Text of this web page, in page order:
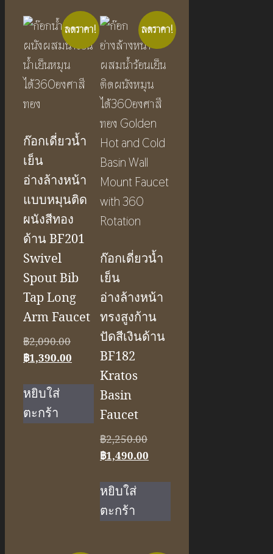
ลดราคา!
ก๊อกเดี่ยวน้ำ
เย็น
อ่างล้างหน้า
แบบหมุนติด
ผนังสีทอง
ด้าน BF201
Swivel
Spout Bib
Tap Long
Arm Faucet
฿2,090.00Original
price
฿2,090.00.
฿1,390.00 Current
฿1,390.00.
หยิบใส่
ตะกร้า
ลดราคา!
ก๊อกเดี่ยวน้ำ
เย็น
อ่างล้างหน้า
ทรงสูงก้าน
ปัดสีเงินด้าน
BF182
Kratos
Basin
Faucet
฿2,250.00Original
price
฿1,490.00
หยิบใส่
ตะกร้า